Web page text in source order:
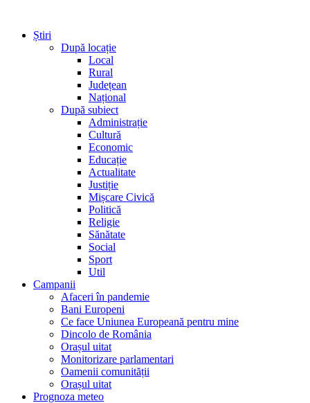
Știri
După locație
Local
Rural
Județean
Național
După subiect
Administrație
Cultură
Economic
Educație
Actualitate
Justiție
Mișcare Civică
Politică
Religie
Sănătate
Social
Sport
Util
Campanii
Afaceri în pandemie
Bani Europeni
Ce face Uniunea Europeană pentru mine
Dincolo de România
Orașul uitat
Monitorizare parlamentari
Oamenii comunității
Orașul uitat
Prognoza meteo